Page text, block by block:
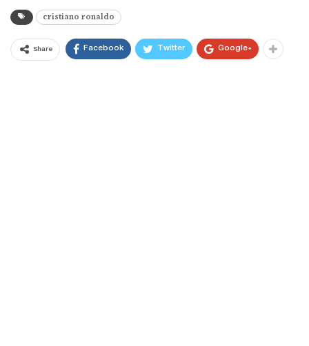
cristiano ronaldo
Share Facebook Twitter Google+